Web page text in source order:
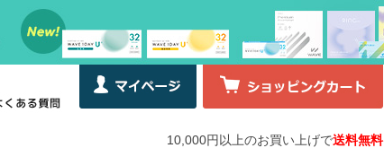
10,000円以上のお買い上げで送料無料